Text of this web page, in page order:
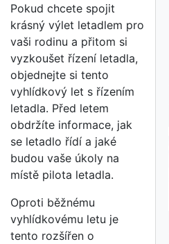
Pokud chcete spojit
krásný výlet letadlem pro
vaši rodinu a přitom si
vyzkoušet řízení letadla,
objednejte si tento
vyhlídkový let s řízením
letadla. Před letem
obdržíte informace, jak
se letadlo řídí a jaké
budou vaše úkoly na
místě pilota letadla.
Oproti běžnému
vyhlídkovému letu je
tento rozšířen o